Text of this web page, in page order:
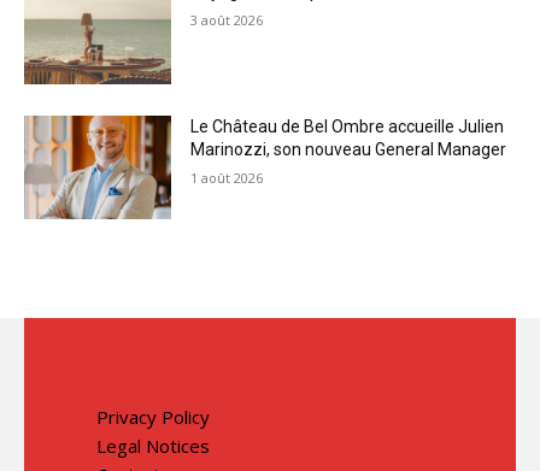
3 août 2026
Le Château de Bel Ombre accueille Julien
Marinozzi, son nouveau General Manager
1 août 2026
Privacy Policy
Legal Notices